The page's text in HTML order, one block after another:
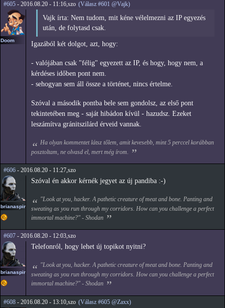
#605 - 2016.08.20 - 11:16,szo (Válasz #601 @Vajk)
Doom
Vajk írta: Nem tudom, mit kéne vélelmezni az IP egyezés
után, de folytasd csak.
Igazából két dolgot, azt, hogy:
- valójában csak "félig" egyezett az IP, és hogy, hogy nem, a
kérdéses időben pont nem.
- sehogyan sem áll össze a történet, nincs értelme.
Szóval a második pontba bele sem gondolsz, az első pont
tekintetében meg - saját hibádon kívül - hazudsz. Ezeket
leszámítva gránitszilárd érveid vannak.
Ha olyan kommentet látsz tőlem, amit kevesebb, mint 5 perccel korábban
posztoltam, ne olvasd el, mert még írom.
#606 - 2016.08.20 - 11:27,szo
brianaspirin
Szóval én akkor kérnék jegyet az új pandiba :-)
"Look at you, hacker. A pathetic creature of meat and bone. Panting and
sweating as you run through my corridors. How can you challenge a perfect
immortal machine?" - Shodan
#607 - 2016.08.20 - 12:03,szo
brianaspirin
Telefonról, hogy lehet új topikot nyitni?
"Look at you, hacker. A pathetic creature of meat and bone. Panting and
sweating as you run through my corridors. How can you challenge a perfect
immortal machine?" - Shodan
#608 - 2016.08.20 - 13:10,szo (Válasz #605 @Zaxx)